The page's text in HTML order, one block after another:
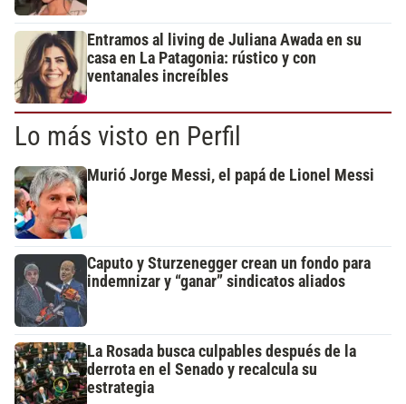
Entramos al living de Juliana Awada en su
casa en La Patagonia: rústico y con
ventanales increíbles
Lo más visto en Perfil
Murió Jorge Messi, el papá de Lionel Messi
Caputo y Sturzenegger crean un fondo para
indemnizar y “ganar” sindicatos aliados
La Rosada busca culpables después de la
derrota en el Senado y recalcula su
estrategia